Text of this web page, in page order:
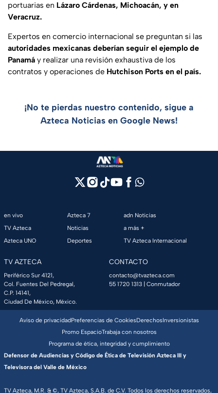
portuarias en Lázaro Cárdenas, Michoacán, y en
Veracruz.
Expertos en comercio internacional se preguntan si las
autoridades mexicanas deberían seguir el ejemplo de
Panamá y realizar una revisión exhaustiva de los
contratos y operaciones de Hutchison Ports en el país.
¡No te pierdas nuestro contenido, sigue a
Azteca Noticias en Google News!
en vivo
TV Azteca
Azteca UNO
Azteca 7
Noticias
Deportes
adn Noticias
a más +
TV Azteca Internacional
TV AZTECA
Periférico Sur 4121,
Col. Fuentes Del Pedregal,
C.P. 14141,
Ciudad De México, México.
CONTACTO
contacto@tvazteca.com
55 1720 1313 | Conmutador
TV Azteca, M.R. & ©, TV Azteca, S.A.B. de C.V. Todos los derechos reservados,
Aviso de privacidadPreferencias de CookiesDerechosInversionistas
Promo EspacioTrabaja con nosotros
Programa de ética, integridad y cumplimiento
Defensor de Audiencias y Código de Ética de Televisión Azteca III y
Televisora del Valle de México